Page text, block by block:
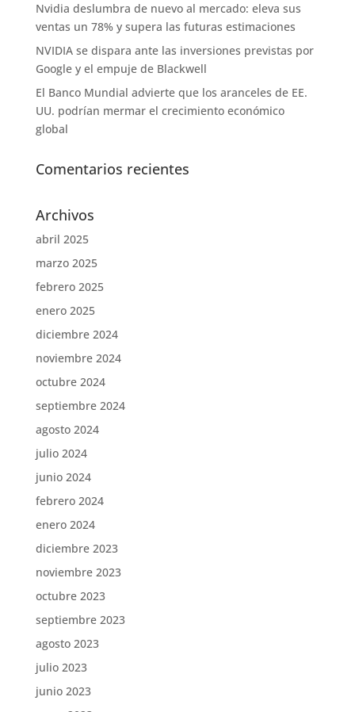
Nvidia deslumbra de nuevo al mercado: eleva sus
ventas un 78% y supera las futuras estimaciones
NVIDIA se dispara ante las inversiones previstas por
Google y el empuje de Blackwell
El Banco Mundial advierte que los aranceles de EE.
UU. podrían mermar el crecimiento económico
global
Comentarios recientes
Archivos
abril 2025
marzo 2025
febrero 2025
enero 2025
diciembre 2024
noviembre 2024
octubre 2024
septiembre 2024
agosto 2024
julio 2024
junio 2024
febrero 2024
enero 2024
diciembre 2023
noviembre 2023
octubre 2023
septiembre 2023
agosto 2023
julio 2023
junio 2023